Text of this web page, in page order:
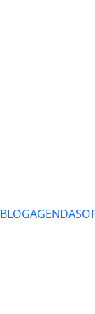
BLOGAGENDA